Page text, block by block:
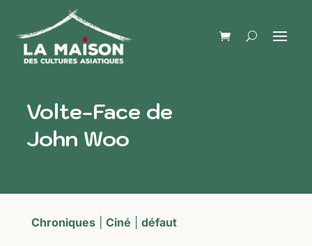
Volte-Face de
John Woo
Chroniques| Ciné défaut